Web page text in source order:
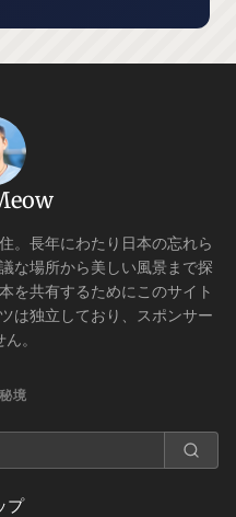
。長年にわたり日本の忘れら
な場所から美しい風景まで探
を共有するためにこのサイト
は独立しており、スポンサー
。
境
プ